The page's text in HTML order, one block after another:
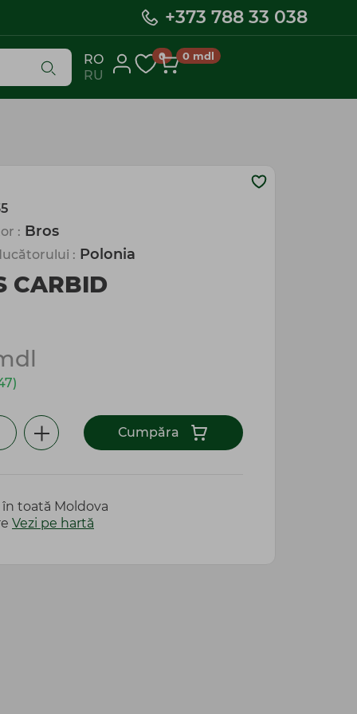
+373 788 33 038
RO
RU
0 0 mdl
: Bros
: Polonia
CARBID
Сumpăra
în toată Moldova
Vezi pe hartă